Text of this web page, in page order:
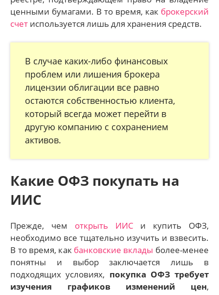
ценными бумагами. В то время, как брокерский
счет используется лишь для хранения средств.
В случае каких-либо финансовых
проблем или лишения брокера
лицензии облигации все равно
остаются собственностью клиента,
который всегда может перейти в
другую компанию с сохранением
активов.
Какие ОФЗ покупать на
ИИС
Прежде, чем открыть ИИС и купить ОФЗ,
необходимо все тщательно изучить и взвесить.
В то время, как банковские вклады более-менее
понятны и выбор заключается лишь в
подходящих условиях, покупка ОФЗ требует
изучения графиков изменений цен,